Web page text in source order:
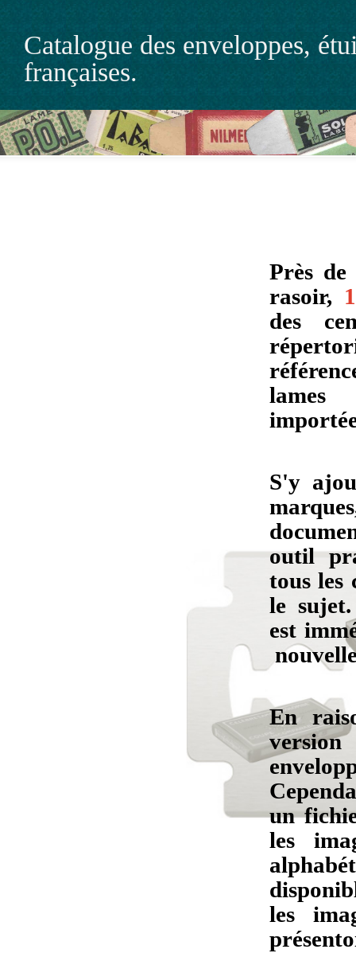
Catalogue des enveloppes,
françaises.
Près de
rasoir,
des
lames
S'y
outil
tous les
le
est
En
un
les
les